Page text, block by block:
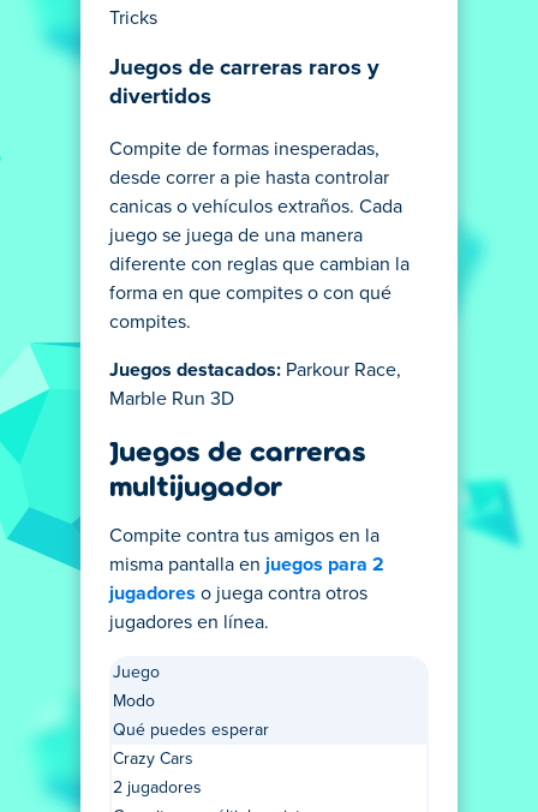
Tricks
Juegos de carreras raros y
divertidos
Compite de formas inesperadas,
desde correr a pie hasta controlar
canicas o vehículos extraños. Cada
juego se juega de una manera
diferente con reglas que cambian la
forma en que compites o con qué
compites.
Juegos destacados: Parkour Race,
Marble Run 3D
Juegos de carreras
multijugador
Compite contra tus amigos en la
misma pantalla en juegos para 2
jugadores o juega contra otros
jugadores en línea.
Juego
Modo
Qué puedes esperar
Crazy Cars
2 jugadores